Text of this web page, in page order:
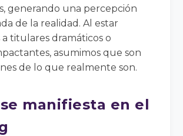
generando una percepción
de la realidad. Al estar
titulares dramáticos o
asumimos que son
de lo que realmente son.
manifiesta en el